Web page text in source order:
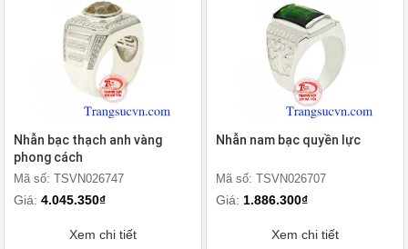
Nhẫn bạc thạch anh vàng
phong cách
Mã số: TSVN026747
Giá: 4.045.350₫
Xem chi tiết
Nhẫn nam bạc quyền lực
Mã số: TSVN026707
Giá: 1.886.300₫
Xem chi tiết